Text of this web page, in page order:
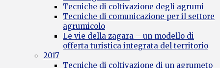
Tecniche di coltivazione degli agrumi
Tecniche di comunicazione per il settore
agrumicolo
Le vie della zagara – un modello di
offerta turistica integrata del territorio
2017
Tecniche di coltivazione di un agrumeto